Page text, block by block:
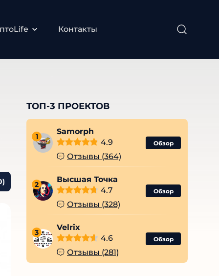
Контакты
ТОП-3 ПРОЕКТОВ
1
Samorph
4.9
Отзывы (364)
Обзор
2
Высшая Точка
4.7
Отзывы (328)
Обзор
3
Velrix
4.6
Отзывы (281)
Обзор